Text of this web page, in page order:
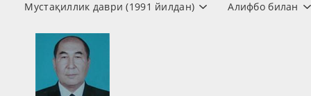
Алифбо билан
Мустақиллик даври (1991 йилдан)